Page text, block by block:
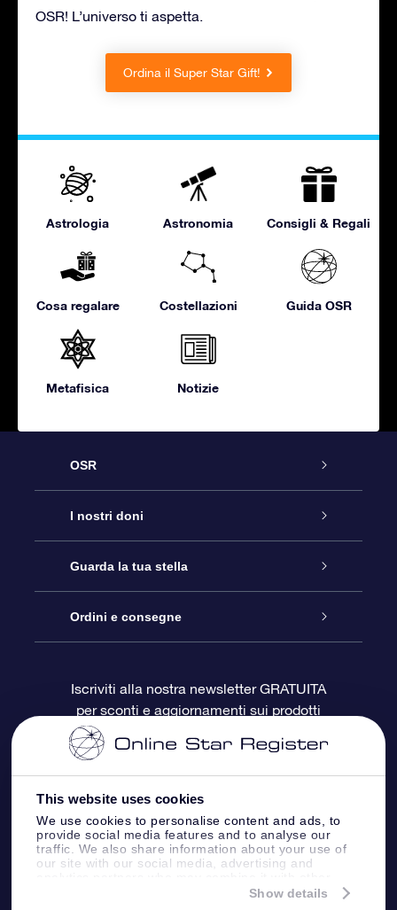
This website uses cookies
We use cookies to personalise content and ads, to
provide social media features and to analyse our
traffic. We also share information about your use of
our site with our social media, advertising and
information that you’ve provided to them or that
Show details
OSR! L’universo ti aspetta.
Ordina il Super Star Gift!
Astrologia Astronomia Consigli & Regali
Cosa regalare Costellazioni Guida OSR
Metafisica Notizie
OSR
Assistenza
Contattaci
Blog
OSR Recensioni
I nostri doni
Online Star Gift
Pacchetto regalo OSR
Gift Card OSR
Doni aziendali
Guarda la tua stella
Registro stellare
Star Page personalizzata
One Million Stars
OSR Starsaver
App VR ‘Fly me to the stars’
Ordini e consegne
Informazioni di Pagamento
Politica di reso
Costellazioni
Iscriviti alla nostra newsletter GRATUITA
per sconti e aggiornamenti sui prodotti